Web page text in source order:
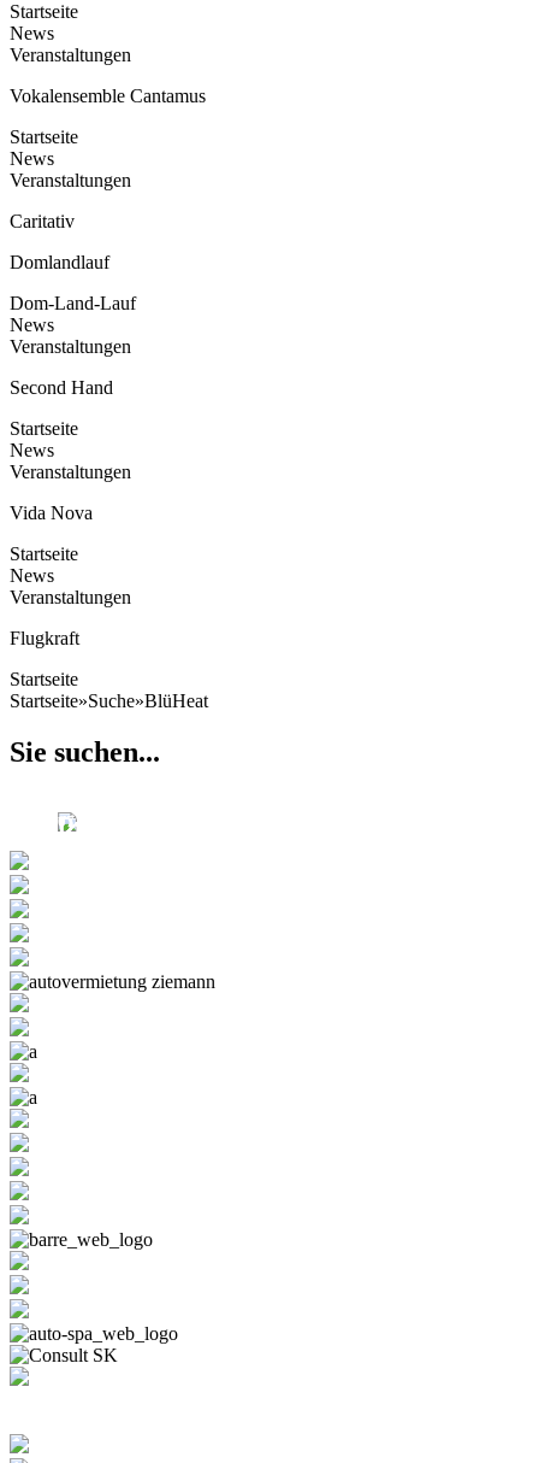
Startseite
News
Veranstaltungen
Vokalensemble Cantamus
Startseite
News
Veranstaltungen
Caritativ
Domlandlauf
Dom-Land-Lauf
News
Veranstaltungen
Second Hand
Startseite
News
Veranstaltungen
Vida Nova
Startseite
News
Veranstaltungen
Flugkraft
Startseite
Startseite»Suche»BlüHeat
Sie suchen...
Die DJK
07.03.2023